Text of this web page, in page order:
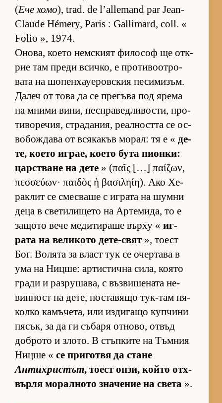
(Ече хомо), trad. de l’allemand par Jean-
Claude Hémery, Paris : Gallimard, coll. «
Folio », 1974.
Оно­ва, ко­ето нем­с­кият фи­ло­соф ще от­к­
рие там преди всич­ко, е про­ти­во­от­ро­
вата на шо­пен­ха­уе­ров­с­кия пе­си­ми­зъм.
Да­леч от това да се пре­гъва под ярема
на мними ви­ни, нес­п­ра­вед­ли­вос­ти, про­
ти­во­ре­чия, стра­да­ния, ре­ал­ността се ос­
во­бож­дава от вся­ка­къв мо­рал: тя е « де­
те, ко­ето иг­рае, ко­ето бута пи­он­ки:
цар­с­т­ване на дете » (παῖς […] παίζων,
πεσσεύων· παιδὸς ἡ βασιληίη). Ако Хе­
рак­лит се смес­ваше с иг­рата на шумни
деца в све­ти­ли­щето на Ар­те­ми­да, то е
за­щото вече ме­ди­ти­раше върху « иг­
рата на ве­ли­кото де­те-свят », то­ест
Бог. Во­лята за власт тук се очер­тава в
ума на Ниц­ше: ар­тис­тична си­ла, ко­ято
гради и раз­ру­ша­ва, с въз­ви­ше­ната не­
вин­ност на де­те, пос­та­вящо тук-там ня­
колко ка­мъ­че­та, или из­ди­гащо куп­чини
пя­сък, за да ги съ­баря от­но­во, от­въд
доб­рото и зло­то. В стъп­ките на Тъм­ния
Ницше « се при­готвя да стане
Антихристът, то­ест он­зи, който от­х­
върля мо­рал­ното зна­че­ние на света ».